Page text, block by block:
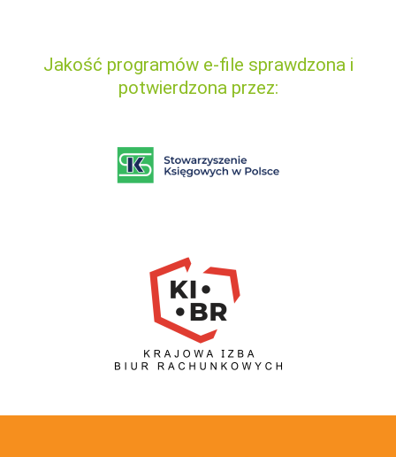
Jakość programów e-file sprawdzona i
potwierdzona przez: